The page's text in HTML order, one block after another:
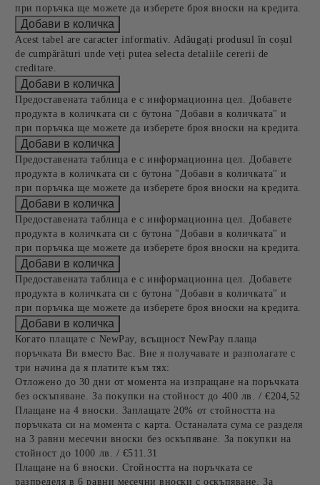
при поръчка ще можете да изберете броя вноски на кредита.
Acest tabel are caracter informativ. Adăugați produsul în coșul
de cumpărături unde veți putea selecta detaliile cererii de
creditare.
Предоставената таблица е с информационна цел. Добавете
продукта в количката си с бутона "Добави в количката" и
при поръчка ще можете да изберете броя вноски на кредита.
Предоставената таблица е с информационна цел. Добавете
продукта в количката си с бутона "Добави в количката" и
при поръчка ще можете да изберете броя вноски на кредита.
Предоставената таблица е с информационна цел. Добавете
продукта в количката си с бутона "Добави в количката" и
при поръчка ще можете да изберете броя вноски на кредита.
Предоставената таблица е с информационна цел. Добавете
продукта в количката си с бутона "Добави в количката" и
при поръчка ще можете да изберете броя вноски на кредита.
Когато плащате с NewPay, всъщност NewPay плаща
поръчката Ви вместо Вас. Вие я получавате и разполагате с
три начина да я платите към тях:
Отложено до 30 дни от момента на изпращане на поръчката
без оскъпяване. За покупки на стойност до 400 лв. / €204,52
Плащане на 4 вноски. Заплащате 20% от стойността на
поръчката си на момента с карта. Останалата сума се разделя
на 3 равни месечни вноски без оскъпяване. За покупки на
стойност до 1000 лв. / €511.31
Плащане на 6 вноски. Стойността на поръчката се
разпределя в 6 равни месечни вноски с оскъпяване. За